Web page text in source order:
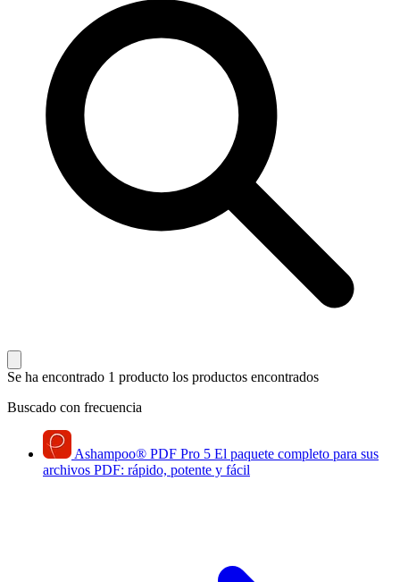
Se ha encontrado 1 producto los productos encontrados
Buscado con frecuencia
Ashampoo® PDF Pro 5 El paquete completo para sus
archivos PDF: rápido, potente y fácil